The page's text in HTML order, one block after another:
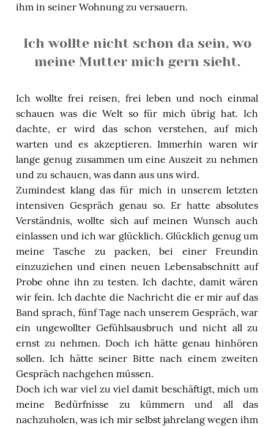
ihm in seiner Wohnung zu versauern.
Ich wollte nicht schon da sein, wo
meine Mutter mich gern sieht.
Ich wollte frei reisen, frei leben und noch einmal
schauen was die Welt so für mich übrig hat. Ich
dachte, er wird das schon verstehen, auf mich
warten und es akzeptieren. Immerhin waren wir
lange genug zusammen um eine Auszeit zu nehmen
und zu schauen, was dann aus uns wird.
Zumindest klang das für mich in unserem letzten
intensiven Gespräch genau so. Er hatte absolutes
Verständnis, wollte sich auf meinen Wunsch auch
einlassen und ich war glücklich. Glücklich genug um
meine Tasche zu packen, bei einer Freundin
einzuziehen und einen neuen Lebensabschnitt auf
Probe ohne ihn zu testen. Ich dachte, damit wären
wir fein. Ich dachte die Nachricht die er mir auf das
Band sprach, fünf Tage nach unserem Gespräch, war
ein ungewollter Gefühlsausbruch und nicht all zu
ernst zu nehmen. Doch ich hätte genau hinhören
sollen. Ich hätte seiner Bitte nach einem zweiten
Gespräch nachgehen müssen.
Doch ich war viel zu viel damit beschäftigt, mich um
meine Bedürfnisse zu kümmern und all das
nachzuholen, was ich mir selbst jahrelang wegen ihm